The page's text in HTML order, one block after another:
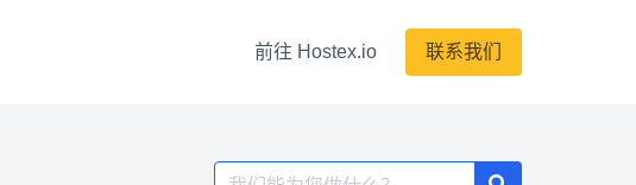
前往 Hostex.io 联系我们
搜